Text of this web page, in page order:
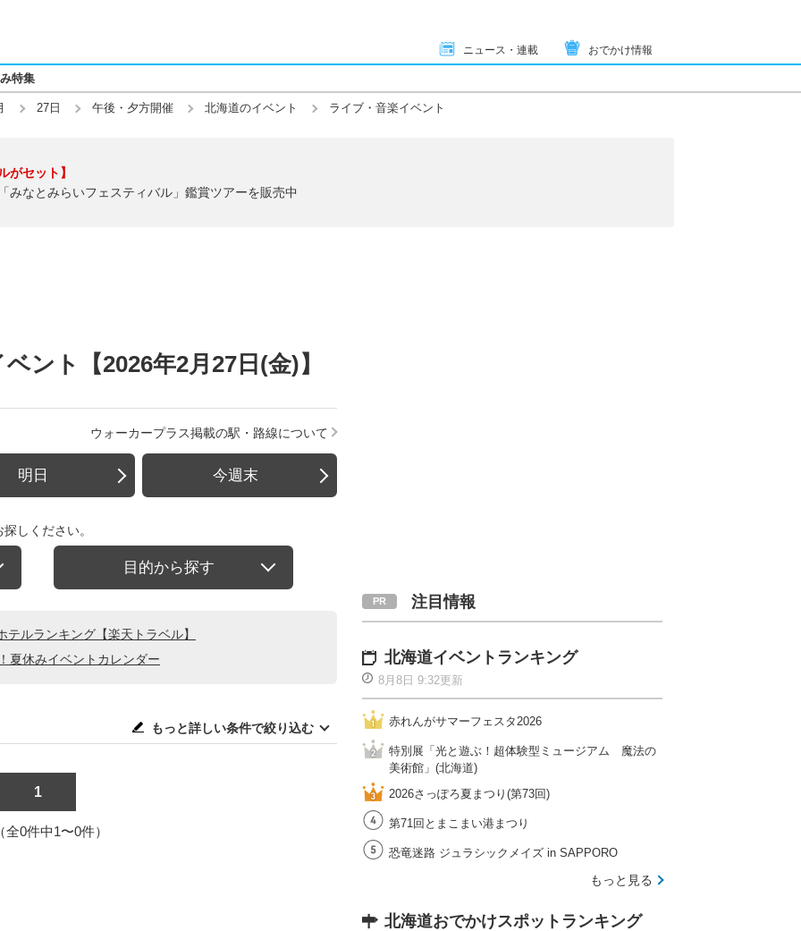
ニュース・連載 おでかけ情報
特集
27日 午後・夕方開催 北海道のイベント ライブ・音楽イベント
がセット】
みなとみらいフェスティバル」鑑賞ツアーを販売中
ント【2026年2月27日(金)】
ウォーカープラス掲載の駅・路線について
明日 今週末
しください。
目的から探す
ルランキング【楽天トラベル】
夏休みイベントカレンダー
もっと詳しい条件で絞り込む
1
全0件中1〜0件）
注目情報
北海道イベントランキング
8月8日 9:32更新
赤れんがサマーフェスタ2026
特別展「光と遊ぶ！超体験型ミュージアム 魔法の
美術館」(北海道)
2026さっぽろ夏まつり(第73回)
第71回とまこまい港まつり
恐竜迷路 ジュラシックメイズ in SAPPORO
もっと見る
北海道おでかけスポットランキング